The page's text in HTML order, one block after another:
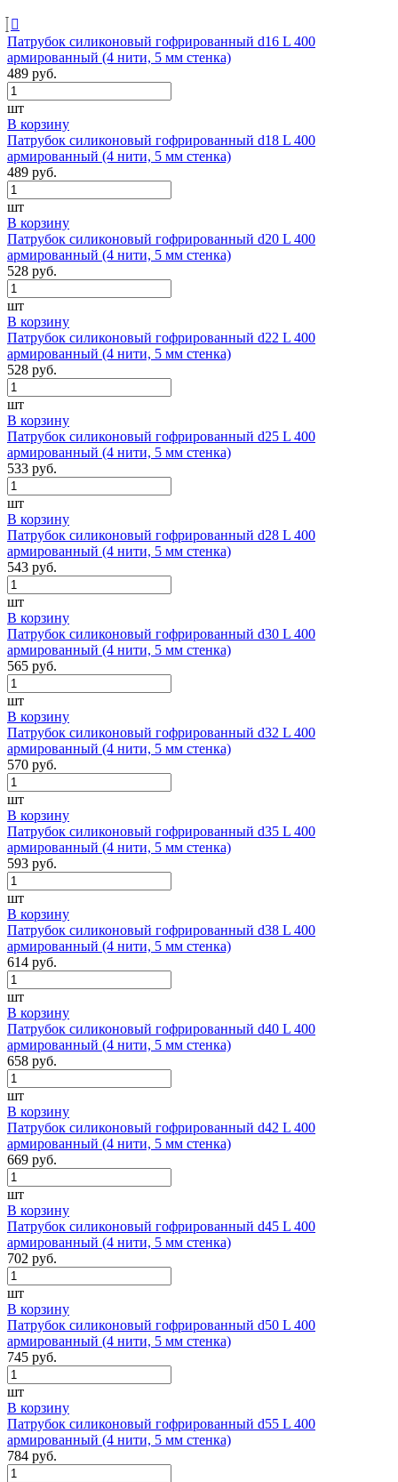
Патрубок силиконовый гофрированный d16 L 400
армированный (4 нити, 5 мм стенка)
489 руб.
шт
В корзину
Патрубок силиконовый гофрированный d18 L 400
армированный (4 нити, 5 мм стенка)
489 руб.
шт
В корзину
Патрубок силиконовый гофрированный d20 L 400
армированный (4 нити, 5 мм стенка)
528 руб.
шт
В корзину
Патрубок силиконовый гофрированный d22 L 400
армированный (4 нити, 5 мм стенка)
528 руб.
шт
В корзину
Патрубок силиконовый гофрированный d25 L 400
армированный (4 нити, 5 мм стенка)
533 руб.
шт
В корзину
Патрубок силиконовый гофрированный d28 L 400
армированный (4 нити, 5 мм стенка)
543 руб.
шт
В корзину
Патрубок силиконовый гофрированный d30 L 400
армированный (4 нити, 5 мм стенка)
565 руб.
шт
В корзину
Патрубок силиконовый гофрированный d32 L 400
армированный (4 нити, 5 мм стенка)
570 руб.
шт
В корзину
Патрубок силиконовый гофрированный d35 L 400
армированный (4 нити, 5 мм стенка)
593 руб.
шт
В корзину
Патрубок силиконовый гофрированный d38 L 400
армированный (4 нити, 5 мм стенка)
614 руб.
шт
В корзину
Патрубок силиконовый гофрированный d40 L 400
армированный (4 нити, 5 мм стенка)
658 руб.
шт
В корзину
Патрубок силиконовый гофрированный d42 L 400
армированный (4 нити, 5 мм стенка)
669 руб.
шт
В корзину
Патрубок силиконовый гофрированный d45 L 400
армированный (4 нити, 5 мм стенка)
702 руб.
шт
В корзину
Патрубок силиконовый гофрированный d50 L 400
армированный (4 нити, 5 мм стенка)
745 руб.
шт
В корзину
Патрубок силиконовый гофрированный d55 L 400
армированный (4 нити, 5 мм стенка)
784 руб.